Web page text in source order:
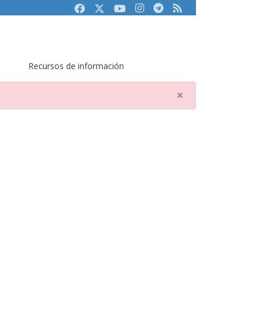
FacebookTwitterYoutubeInstagram
Telegram
RSS
Recursos de información
×